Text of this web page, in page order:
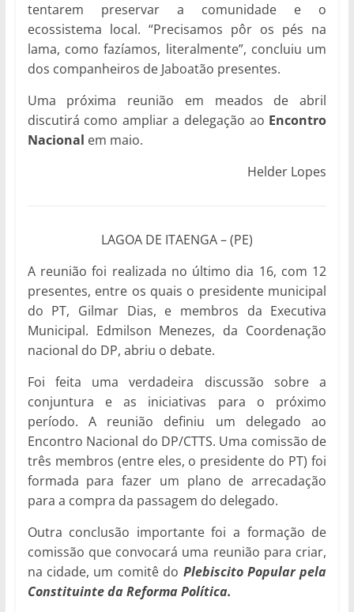
tentarem preservar a comunidade e o
ecossistema local. “Precisamos pôr os pés na
lama, como fazíamos, literalmente”, concluiu um
dos companheiros de Jaboatão presentes.
Uma próxima reunião em meados de abril
discutirá como ampliar a delegação ao Encontro
Nacional em maio.
Helder Lopes
LAGOA DE ITAENGA – (PE)
A reunião foi realizada no último dia 16, com 12
presentes, entre os quais o presidente municipal
do PT, Gilmar Dias, e membros da Executiva
Municipal. Edmilson Menezes, da Coordenação
nacional do DP, abriu o debate.
Foi feita uma verdadeira discussão sobre a
conjuntura e as iniciativas para o próximo
período. A reunião definiu um delegado ao
Encontro Nacional do DP/CTTS. Uma comissão de
três membros (entre eles, o presidente do PT) foi
formada para fazer um plano de arrecadação
para a compra da passagem do delegado.
Outra conclusão importante foi a formação de
comissão que convocará uma reunião para criar,
na cidade, um comitê do Plebiscito Popular pela
Constituinte da Reforma Política.